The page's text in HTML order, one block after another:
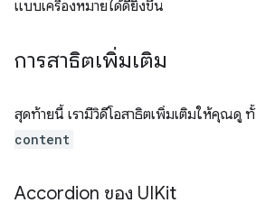
แบบเครื่องหมายได้ดียิ่งขึ้น
การสาธิตเพิ่มเติม
สุดท้ายนี้ เรามีวิดีโอสาธิตเพิ่มเติมให้คุณดู
content
Accordion ของ UIKit